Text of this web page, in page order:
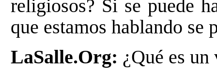
religiosos? Si se puede
que estamos hablando se
LaSalle.Org: ¿Qué es